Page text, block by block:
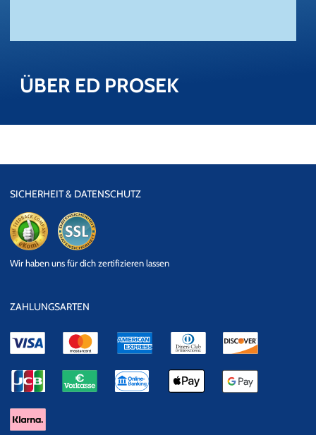
ÜBER ED PRO­SEK
SICHERHEIT & DATENSCHUTZ
Datensicherheit
Wir haben uns für dich zertifizieren lassen
ZAHLUNGSARTEN